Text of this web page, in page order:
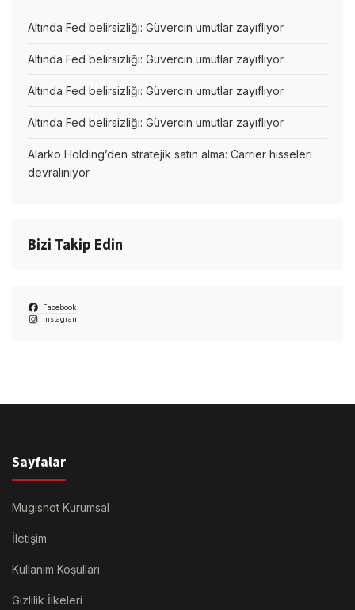
Altında Fed belirsizliği: Güvercin umutlar zayıflıyor
Altında Fed belirsizliği: Güvercin umutlar zayıflıyor
Altında Fed belirsizliği: Güvercin umutlar zayıflıyor
Altında Fed belirsizliği: Güvercin umutlar zayıflıyor
Alarko Holding’den stratejik satın alma: Carrier hisseleri
devralınıyor
Bizi Takip Edin
Facebook
Instagram
Sayfalar
Mugisnot Kurumsal
İletişim
Kullanım Koşulları
Gizlilik İlkeleri